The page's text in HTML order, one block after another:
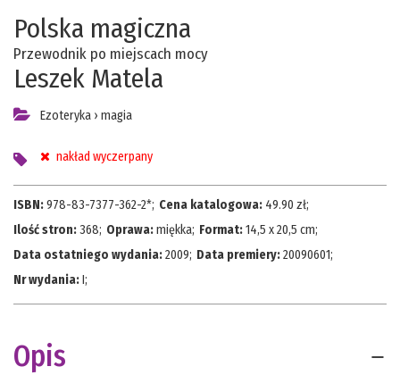
Polska magiczna
Przewodnik po miejscach mocy
Leszek Matela
Ezoteryka › magia
nakład wyczerpany
ISBN:978-83-7377-362-2*; Cena katalogowa: 49.90 zł;
Ilość stron:368; Oprawa:miękka; Format:14,5 x 20,5 cm;
Data ostatniego wydania:2009; Data premiery:20090601;
Nr wydania:I;
Opis